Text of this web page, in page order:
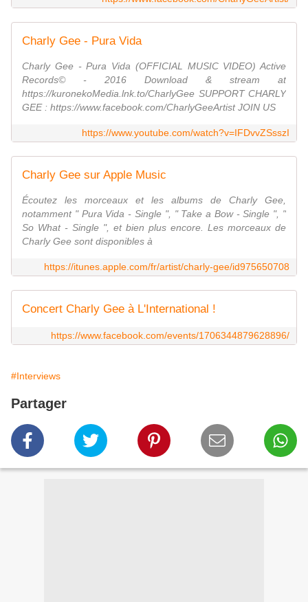
Charly Gee - Pura Vida
Charly Gee - Pura Vida (OFFICIAL MUSIC VIDEO) Active
Records© - 2016 Download & stream at
https://kuronekoMedia.lnk.to/CharlyGee SUPPORT CHARLY
GEE : https://www.facebook.com/CharlyGeeArtist JOIN US
https://www.youtube.com/watch?v=IFDvvZSsszI
Charly Gee sur Apple Music
Écoutez les morceaux et les albums de Charly Gee,
notamment " Pura Vida - Single ", " Take a Bow - Single ", "
So What - Single ", et bien plus encore. Les morceaux de
Charly Gee sont disponibles à
https://itunes.apple.com/fr/artist/charly-gee/id975650708
Concert Charly Gee à L'International !
https://www.facebook.com/events/1706344879628896/
#Interviews
Partager